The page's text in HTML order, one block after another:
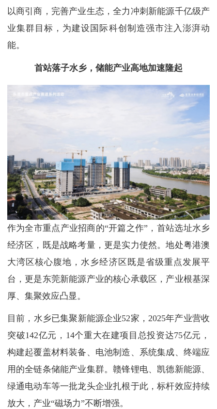
以商引商，完善产业生态，全力冲刺新能源千亿级产
业集群目标，为建设国际科创制造强市注入澎湃动
能。
首站落子水乡，储能产业高地加速隆起
作为全市重点产业招商的“开篇之作”，首站选址水乡
经济区，既是战略考量，更是实力使然。地处粤港澳
大湾区核心腹地，水乡经济区既是省级重点发展平
台，更是东莞新能源产业的核心承载区，产业根基深
厚、集聚效应凸显。
目前，水乡已集聚新能源企业52家，2025年产业营收
突破142亿元，14个重大在建项目总投资达75亿元，
构建起覆盖材料装备、电池制造、系统集成、终端应
用的全链条储能产业集群。赣锋锂电、凯德新能源、
绿通电动车等一批龙头企业扎根于此，标杆效应持续
放大，产业“磁场力”不断增强。